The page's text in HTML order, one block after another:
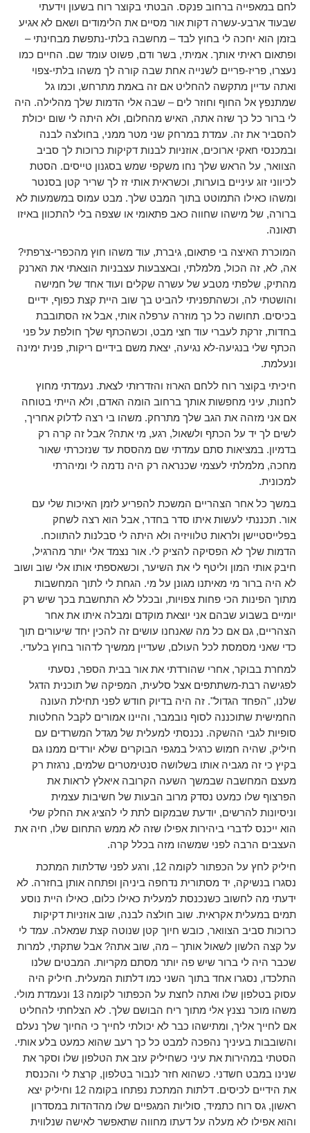
לחם במאפייה ברחוב פנקס. הבטתי בקוצר רוח בשעון וידעתי
שבעוד ארבע-עשרה דקות אור מסיים את הלימודים ושאם לא אגיע
בזמן הוא יחכה לי בחוץ לבד – מחשבה בלתי-נתפשת מבחינתי –
ופתאום ראיתי אותך. אמיתי, בשר ודם, פשוט עומד שם. החיים כמו
נעצרו, פריז-פריים לשנייה אחת שבה קורה לך משהו בלתי-צפוי
ואתה עדיין מתקשה להחליט אם זה באמת מתרחש, וכמו גל
שמתנפץ אל החוף וחוזר לים – שבה אלי הדמות שלך מהלילה. היה
לי ברור כל כך שזה אתה, האיש מהחלום, ולא היתה לי שום יכולת
להסביר את זה. עמדת במרחק שני מטר ממני, בחולצה לבנה
ובמכנסי חאקי ארוכים, אוזניות לבנות דקיקות כרוכות לך סביב
הצוואר, על הראש שלך נחו משקפי שמש בסגנון טייסים. הסטת
לכיווני זוג עיניים בוערות, וכשראית אותי זז לך שריר קטן בסנטר
ומשהו כאילו התמוטט בתוך המבט שלך. מבט עמוס במשמעות לא
ברורה, של מישהו שחווה כאב פתאומי או שצפה בלי להתכוון באיזו
תאונה.
המוכרת האיצה בי פתאום, גיברת, עוד משהו חוץ מהכפרי-צרפתי?
אה, לא, זה הכול, מלמלתי, ובאצבעות עצבניות הוצאתי את הארנק
מהתיק, שלפתי מטבע של עשרה שקלים ועוד אחד של חמישה
והושטתי לה, וכשהתפניתי להביט בך שוב היית קצת כפוף, ידיים
בכיסים. תחושה כל כך מוזרה ערפלה אותי, אבל אז הסתובבת
בחדות, זרקת לעברי עוד חצי מבט, וכשהכתף שלך חולפת על פני
הכתף שלי בנגיעה-לא נגיעה, יצאת משם בידיים ריקות, פנית ימינה
ונעלמת.
חיכיתי בקוצר רוח ללחם הארוז והזדרזתי לצאת. נעמדתי מחוץ
לחנות, עיני מחפשות אותך ברחוב הומה האדם, ולא הייתי בטוחה
אם אני מזהה את הגב שלך מתרחק. משהו בי רצה לדלוק אחריך,
לשים לך יד על הכתף ולשאול, רגע, מי אתה? אבל זה קרה רק
בדמיון. במציאות סתם עמדתי שם מהססת עד שנזכרתי שאור
מחכה, מלמלתי לעצמי שכנראה רק היה נדמה לי ומיהרתי
למכונית.
במשך כל אחר הצהריים המשכת להפריע לזמן האיכות שלי עם
אור. תכננתי לעשות איתו סדר בחדר, אבל הוא רצה לשחק
בפלייסטיישן ולראות טלוויזיה ולא היתה לי סבלנות להתווכח.
הדמות שלך לא הפסיקה להציק לי. אור נצמד אלי יותר מהרגיל,
חיבק אותי המון וליטף לי את השיער, וכשאספתי אותו אלי שוב ושוב
לא היה ברור מי מאיתנו מגונן על מי. הגחת לי לתוך המחשבות
מתוך הפינות הכי פחות צפויות, ובכלל לא התחשבת בכך שיש רק
יומיים בשבוע שבהם אני יוצאת מוקדם ומבלה איתו את אחר
הצהריים, גם אם כל מה שאנחנו עושים זה להכין יחד שיעורים תוך
כדי שאני מסמסת לכל העולם, שעדיין ממשיך לדהור בחוץ בלעדי.
למחרת בבוקר, אחרי שהורדתי את אור בבית הספר, נסעתי
לפגישה רבת-משתתפים אצל סלעית, המפיקה של תוכנית הדגל
שלנו, "הפחד הגדול". זה היה בדיוק חודש לפני תחילת העונה
החמישית שתוכננה לסוף נובמבר, והיינו אמורים לקבל החלטות
סופיות לגבי ההשקה. נכנסתי למעלית של מגדל המשרדים עם
חיליק, שהיה חמוש כרגיל במגפי הבוקרים שלא יורדים ממנו גם
בקיץ כי זה מגביה אותו בשלושה סנטימטרים שלמים, נרגזת רק
מעצם המחשבה שבמשך השעה הקרובה איאלץ לראות את
הפרצוף שלו כמעט נסדק מרוב הבעות של חשיבות עצמית
וניסיונות להרשים, יודעת שבמקום לתת לי להציג את החלק שלי
הוא ייכנס לדברי ביהירות אפילו שזה לא ממש התחום שלו, חיה את
העצבים הרבה לפני שמשהו מזה בכלל קרה.
חיליק לחץ על הכפתור לקומה 12, ורגע לפני שדלתות המתכת
נסגרו בנשיקה, יד מסתורית נדחפה ביניהן ופתחה אותן בחזרה. לא
ידעתי מה לחשוב כשנכנסת למעלית כאילו כלום, כאילו היית נוסע
תמים במעלית אקראית. שוב חולצה לבנה, שוב אוזניות דקיקות
כרוכות סביב הצוואר, כובש חיוך קטן שנוטה קצת שמאלה. עמד לי
על קצה הלשון לשאול אותך – מה, שוב אתה? אבל שתקתי, למרות
שכבר היה לי ברור שיש פה יותר מסתם מקריות. המבטים שלנו
התלכדו, נסגרו אחד בתוך השני כמו דלתות המעלית. חיליק היה
עסוק בטלפון שלו ואתה לחצת על הכפתור לקומה 13 ונעמדת מולי.
משהו מוכר נצנץ אלי מתוך ריח הבושם שלך. לא הצלחתי להחליט
אם לחייך אליך, ומתישהו כבר לא יכולתי לחייך כי החיוך שלך נעלם
והשובבות בעיניך נהפכה למבט כל כך רעב שהוא כמעט בלע אותי.
הסטתי במהירות את עיני כשחיליק עזב את הטלפון שלו וסקר את
שנינו במבט חשדני. כשהוא חזר לנבור בטלפון, קרצת לי והכנסת
את הידיים לכיסים. דלתות המתכת נפתחו בקומה 12 וחיליק יצא
ראשון, גס רוח כתמיד, סוליות המגפיים שלו מהדהדות במסדרון
והוא אפילו לא מעלה על דעתו מחווה שתאפשר לאישה שנלווית